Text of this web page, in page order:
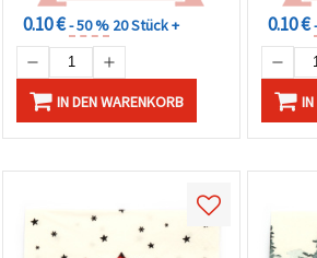
0.10 €- 50 % 20 Stück +
IN DEN WARENKORB
0.10 €